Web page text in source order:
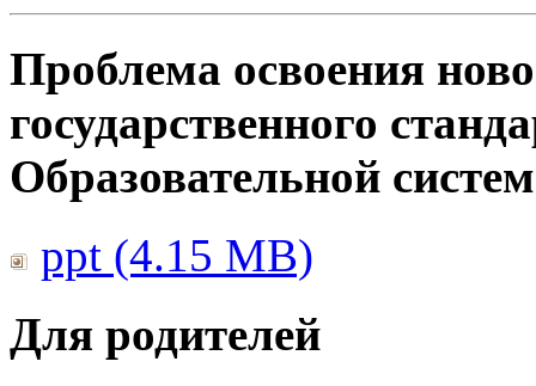
Проблема освоения
государственного
Образовательной
ppt (4.15 MB)
Для родителей